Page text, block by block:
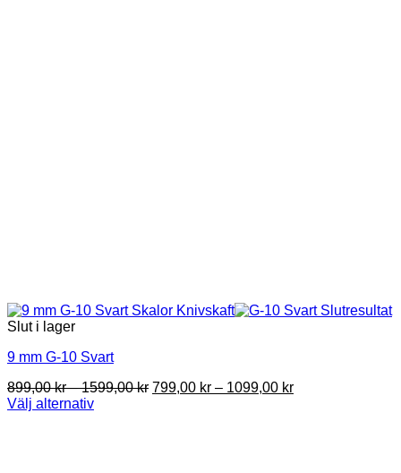
Slut i lager
9 mm G-10 Svart
899,00kr – 1599,00krPrice
799,00 kr – 1099,00 krPrice
Välj alternativ